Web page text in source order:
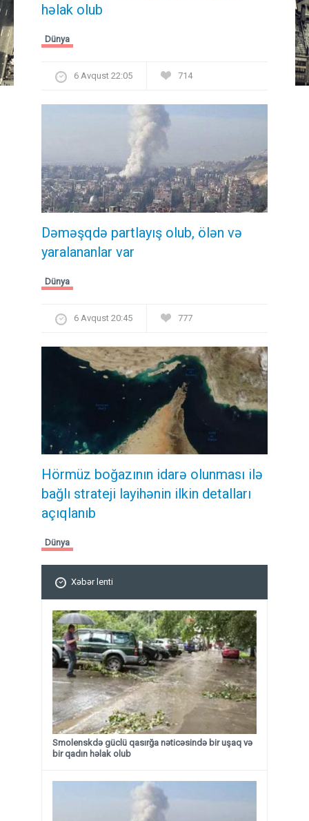
həlak olub
Dünya
6 Avqust 22:05 714
Dəməşqdə partlayış olub, ölən və
yaralananlar var
Dünya
6 Avqust 20:45 777
Hörmüz boğazının idarə olunması ilə
bağlı strateji layihənin ilkin detalları
açıqlanıb
Dünya
Xəbər lenti
Smolenskdə güclü qasırğa nəticəsində bir uşaq və
bir qadın həlak olub